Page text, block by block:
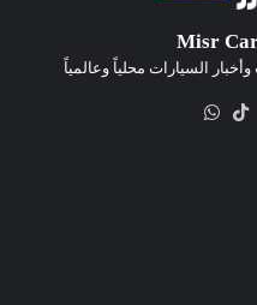
السيارات محلياً وعالمياً
انستقرام‫TikTok